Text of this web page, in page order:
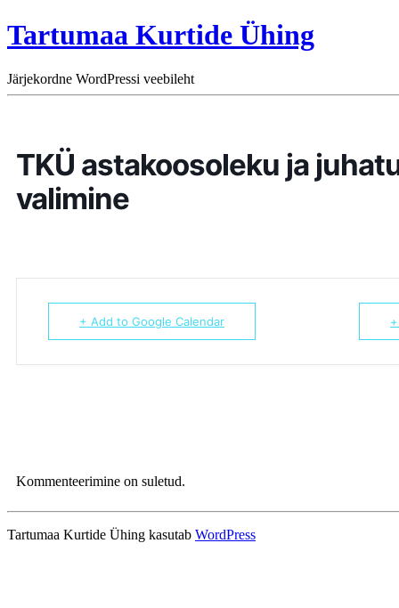
Tartumaa Kurtide Ühing
Järjekordne WordPressi veebileht
TKÜ astakoosoleku ja
valimine
+ Add to Google Calendar
Kommenteerimine on suletud.
Tartumaa Kurtide Ühing kasutab WordPress